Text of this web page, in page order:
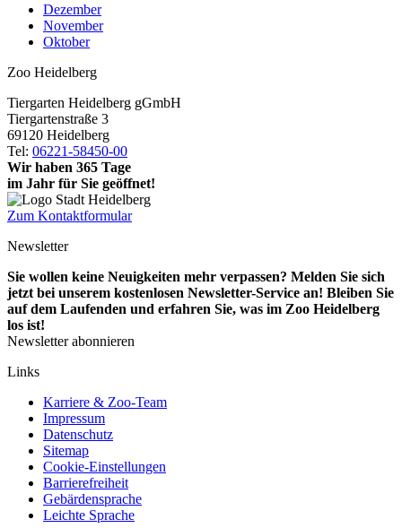
Dezember
November
Oktober
Zoo Heidelberg
Tiergarten Heidelberg gGmbH
Tiergartenstraße 3
69120 Heidelberg
Tel: 06221-58450-00
Wir haben 365 Tage
im Jahr für Sie geöffnet!
Zum Kontaktformular
Newsletter
Sie wollen keine Neuigkeiten mehr verpassen? Melden Sie sich
jetzt bei unserem kostenlosen Newsletter-Service an! Bleiben Sie
auf dem Laufenden und erfahren Sie, was im Zoo Heidelberg
los ist!
Newsletter abonnieren
Links
Karriere & Zoo-Team
Impressum
Datenschutz
Sitemap
Cookie-Einstellungen
Barrierefreiheit
Gebärdensprache
Leichte Sprache